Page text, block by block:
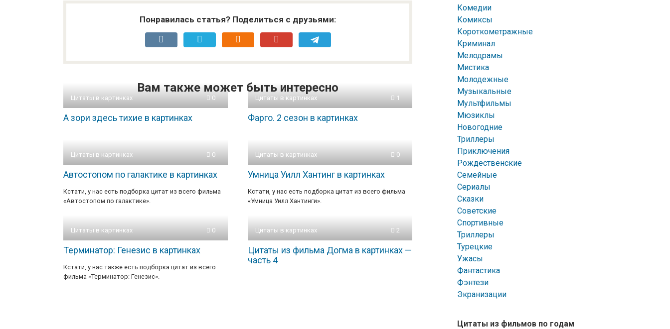
Понравилась статья? Поделиться с друзьями:
Вам также может быть интересно
Цитаты в картинках 0
А зори здесь тихие в картинках
Цитаты в картинках 1
Фарго. 2 сезон в картинках
Цитаты в картинках 0
Автостопом по галактике в картинках
Кстати, у нас есть подборка цитат из всего фильма
«Автостопом по галактике».
Цитаты в картинках 0
Умница Уилл Хантинг в картинках
Кстати, у нас есть подборка цитат из всего фильма
«Умница Уилл Хантинги».
Цитаты в картинках 0
Терминатор: Генезис в картинках
Кстати, у нас также есть подборка цитат из всего
фильма «Терминатор: Генезис».
Цитаты в картинках 2
Цитаты из фильма Догма в картинках —
часть 4
Комедии
Комиксы
Короткометражные
Криминал
Мелодрамы
Мистика
Молодежные
Музыкальные
Мультфильмы
Мюзиклы
Новогодние
Триллеры
Приключения
Рождественские
Семейные
Сериалы
Сказки
Советские
Спортивные
Триллеры
Турецкие
Ужасы
Фантастика
Фэнтези
Экранизации
Цитаты из фильмов по годам